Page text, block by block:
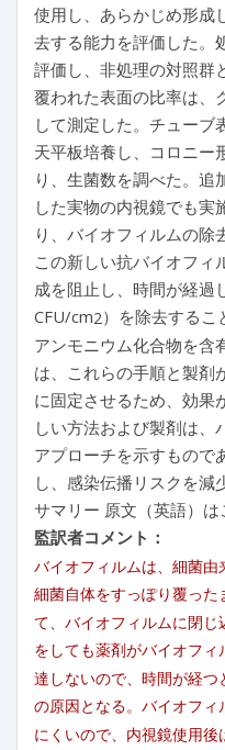
使用し、あらかじめ形成
去する能力を評価した。
評価し、非処理の対照群
覆われた表面の比率は、
して測定した。チューブ
天平板培養し、コロニー
り、生菌数を調べた。追
した実物の内視鏡でも実
り、バイオフィルムの除
この新しい抗バイオフィ
成を阻止し、時間が経過
CFU/cm2）を除去するこ
アンモニウム化合物を含
は、これらの手順と製剤
に固定させるため、効果
しい方法および製剤は、
アプローチを示すもので
し、感染伝播リスクを減
サマリー 原文（英語）は
監訳者コメント：
バイオフィルムは、細菌由
細菌自体をすっぽり覆っ
て、バイオフィルムに閉
をしても薬剤がバイオフ
達しないので、時間が経
の原因となる。バイオフ
にくいので、内視鏡使用